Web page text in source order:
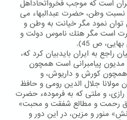
است كه موجب فخرواتحاداهل
نسبت وطن، حضرت عبدالبهاء می
توان نمود مگر خیانت به وطن و
است مگر هتك ناموس دولت و
ص 45).
راجع به ایران بایدبیان كرد كه،
پیامبرانی است همچون
كورش و داریوش، و
مولانا جلال الدین رومی و حافظ
رازی، و ملتی كه به فرمودهء حضرت
رحمت و مطالع شفقت و محبت»
منور و مزین، در این دور و